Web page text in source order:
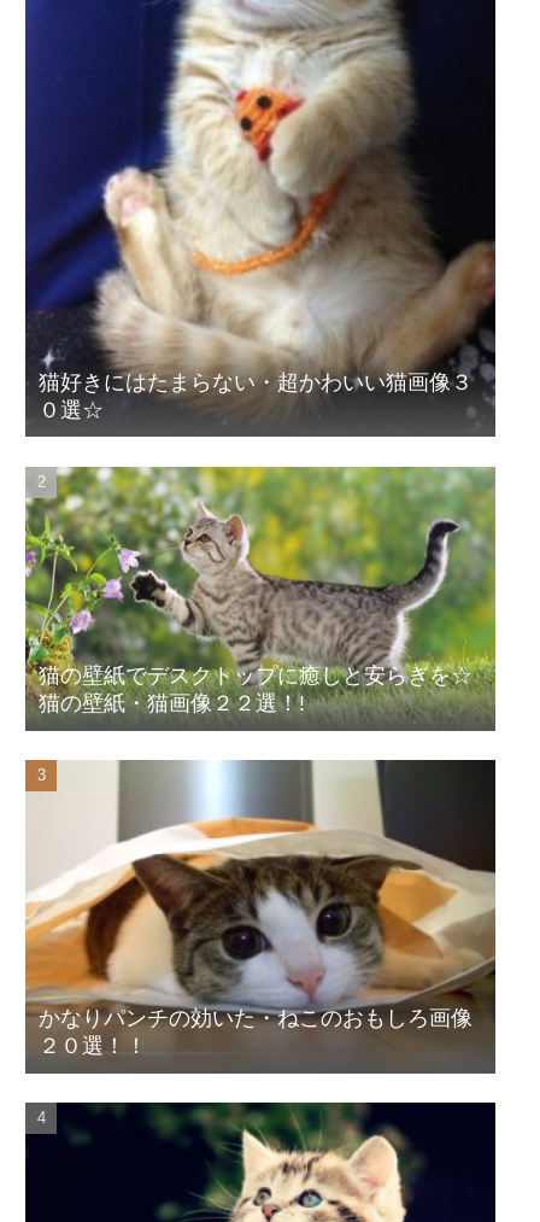
猫好きにはたまらない・超かわいい猫画像３
０選☆
猫の壁紙でデスクトップに癒しと安らぎを☆
猫の壁紙・猫画像２２選！!
かなりパンチの効いた・ねこのおもしろ画像
２０選！！